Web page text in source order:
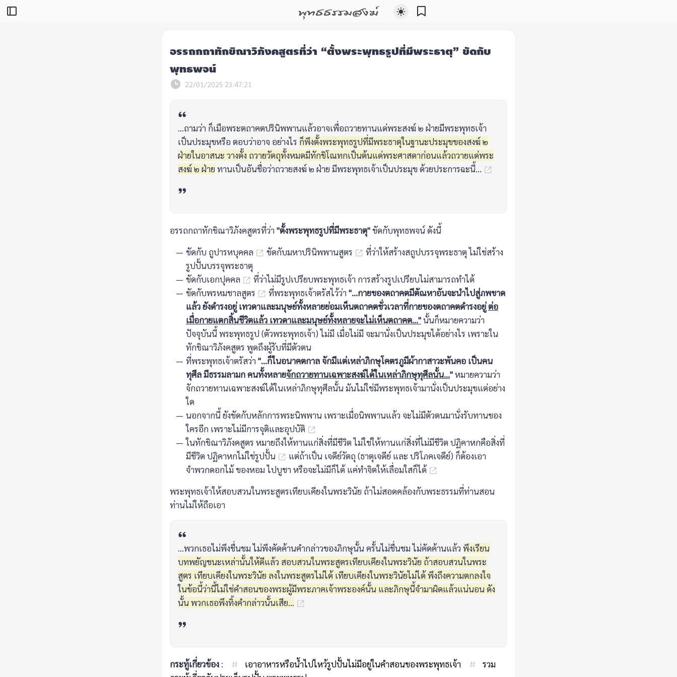
พุทธธรรมสงฆ์
อรรถกถาทักขิณาวิภังคสูตรที่ว่า “ตั้งพระพุทธรูปที่มีพระธาตุ” ขัดกับ
พุทธพจน์
22/01/2025 23:47:21
...ถามว่า ก็เมือพระตถาคตปรินิพพานแล้วอาจเพื่อถวายทานแด่พระสงฆ์ ๒ ฝ่ายมีพระพุทธเจ้า
เป็นประมุขหรือ ตอบว่าอาจ อย่างไร ก็พึงตั้งพระพุทธรูปที่มีพระธาตุในฐานะประมุขของสงฆ์ ๒
ฝ่ายในอาสนะ วางตั้ง ถวายวัตถุทั้งหมดมีทักขิโณทกเป็นต้นแด่พระศาสดาก่อนแล้วถวายแด่พระ
สงฆ์ ๒ ฝ่าย ทานเป็นอันชื่อว่าถวายสงฆ์ ๒ ฝ่าย มีพระพุทธเจ้าเป็นประมุข ด้วยประการฉะนี้...
อรรถกถาทักขิณาวิภังคสูตรที่ว่า "ตั้งพระพุทธรูปที่มีพระธาตุ"ขัดกับพุทธพจน์ ดังนี้
ขัดกับ ถูปารหบุคคล
ขัดกับมหาปรินิพพานสูตร
ที่ว่าให้สร้างสถูปบรรจุพระธาตุ ไม่ใช่สร้าง
รูปปั้นบรรจุพระธาตุ
ขัดกับเอกปุคคล
ที่ว่าไม่มีรูปเปรียบพระพุทธเจ้า การสร้างรูปเปรียบไม่สามารถทำได้
ขัดกับพรหมชาลสูตร
ที่พระพุทธเจ้าตรัสไว้ว่า "...กายของตถาคตมีตัณหาอันจะนำไปสู่ภพขาด
แล้ว ยังดำรงอยู่ เทวดาและมนุษย์ทั้งหลายย่อมเห็นตถาคตชั่วเวลาที่กายของตถาคตดำรงอยู่ต่อ
เมื่อกายแตกสิ้นชีวิตแล้ว เทวดาและมนุษย์ทั้งหลายจะไม่เห็นตถาคต..."นั้นก็หมายความว่า
ปัจจุบันนี้ พระพุทธรูป (ตัวพระพุทธเจ้า) ไม่มี เมื่อไม่มี จะมานั่งเป็นประมุขได้อย่างไร เพราะใน
ทักขิณาวิภังคสูตร พูดถึงผู้รับที่มีตัวตน
ที่พระพุทธเจ้าตรัสว่า "...ก็ในอนาคตกาล จักมีแต่เหล่าภิกษุโคตรภูมีผ้ากาสาวะพันคอ เป็นคน
ทุศีล มีธรรมลามก คนทั้งหลายจักถวายทานเฉพาะสงฆ์ได้ในเหล่าภิกษุทุศีลนั้น..."หมายความว่า
จักถวายทานเฉพาะสงฆ์ได้ในเหล่าภิกษุทุศีลนั้น มันไม่ใช่มีพระพุทธเจ้ามานั่งเป็นประมุขแต่อย่าง
ใด
นอกจากนี้ ยังขัดกับหลักการพระนิพพาน เพราะเมื่อนิพพานแล้ว จะไม่มีตัวตนมานั่งรับทานของ
ใครอีก เพราะไม่มีการจุติและอุปบัติ
ในทักขิณาวิภังคสูตร หมายถึงให้ทานแก่สิ่งที่มีชีวิต ไม่ใช่ให้ทานแก่สิ่งที่ไม่มีชีวิต ปฏิคาหกคือสิ่งที่
มีชีวิต ปฏิคาหกไม่ใช่รูปปั้น
แต่ถ้าเป็น เจดีย์วัตถุ (ธาตุเจดีย์ และ ปริโภคเจดีย์) ก็ต้องเอา
จำพวกดอกไม้ ของหอม ไปบูชา หรือจะไม่มีก็ได้ แค่ทำจิตให้เลื่อมใสก็ได้
พระพุทธเจ้าให้สอบสวนในพระสูตรเทียบเคียงในพระวินัย ถ้าไม่สอดคล้องกับพระธรรมที่ท่านสอน
ท่านไม่ให้ถือเอา
...พวกเธอไม่พึงชื่นชม ไม่พึงคัดค้านคำกล่าวของภิกษุนั้น ครั้นไม่ชื่นชม ไม่คัดค้านแล้ว พึงเรียน
บทพยัญชนะเหล่านั้นให้ดีแล้ว สอบสวนในพระสูตรเทียบเคียงในพระวินัย ถ้าสอบสวนในพระ
สูตร เทียบเคียงในพระวินัย ลงในพระสูตรไม่ได้ เทียบเคียงในพระวินัยไม่ได้ พึงถึงความตกลงใจ
ในข้อนี้ว่านี้ไม่ใช่คำสอนของพระผู้มีพระภาคเจ้าพระองค์นั้น และภิกษุนี้จำมาผิดแล้วแน่นอน ดัง
นั้น พวกเธอพึงทิ้งคำกล่าวนั้นเสีย...
กระทู้เกี่ยวข้อง : # เอาอาหารหรือน้ำไปไหว้รูปปั้นไม่มีอยู่ในคำสอนของพระพุทธเจ้า #
รวม